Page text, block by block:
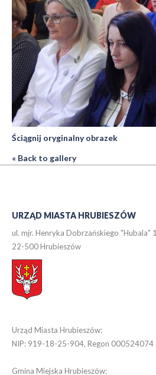
Ściągnij oryginalny obrazek
« Back to gallery
URZĄD MIASTA HRUBIESZÓW
ul. mjr. Henryka Dobrzańskiego "Hubala" 1
22-500 Hrubieszów
Urząd Miasta Hrubieszów:
NIP: 919-18-25-904, Regon 000524074
Gmina Miejska Hrubieszów: